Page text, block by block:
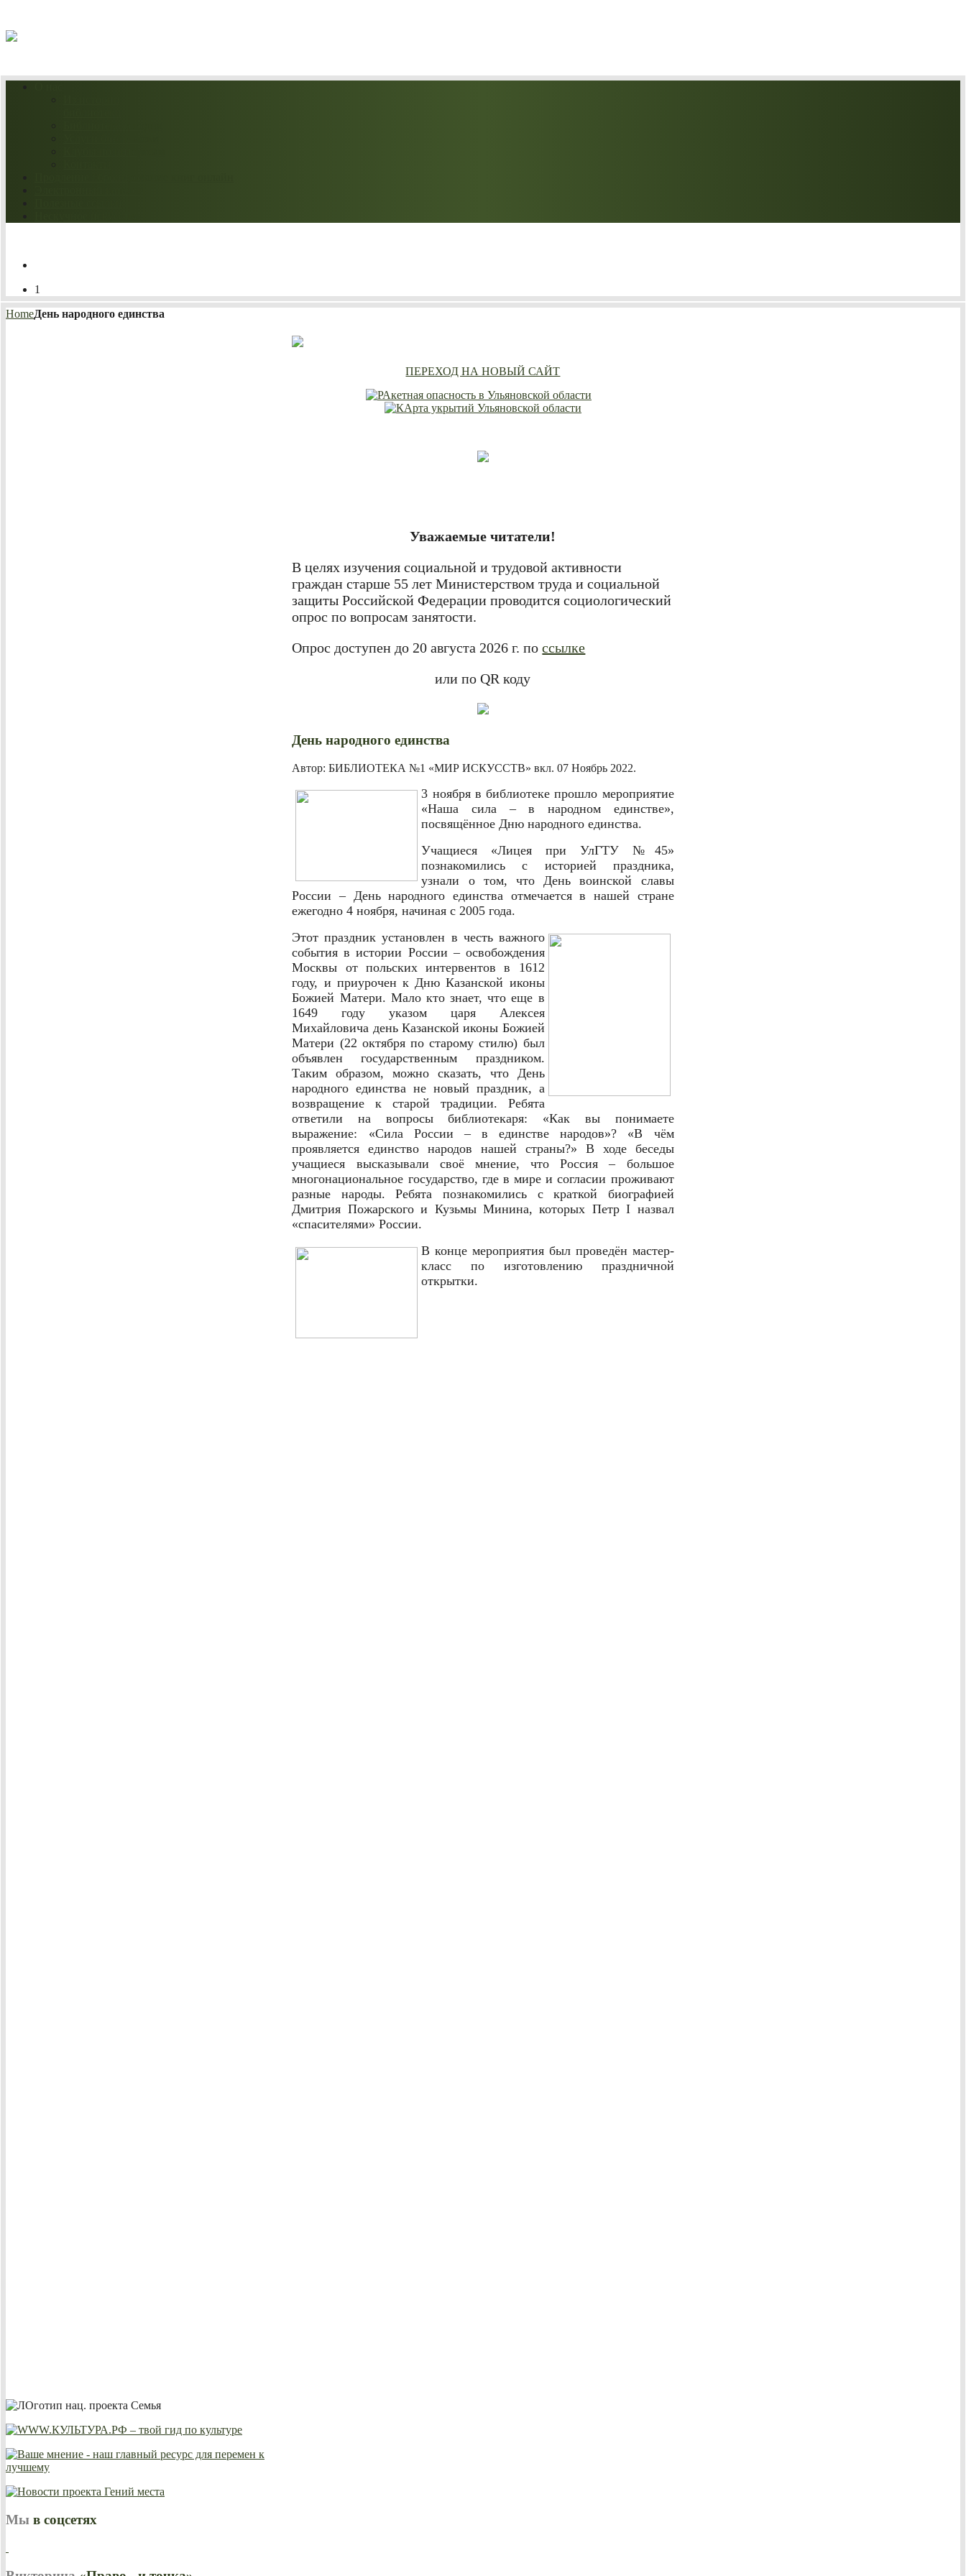
1
HomeДень народного единства
ПЕРЕХОД НА НОВЫЙ САЙТ
Уважаемые читатели!
В целях изучения социальной и трудовой активности
граждан старше 55 лет Министерством труда и социальной
защиты Российской Федерации проводится социологический
опрос по вопросам занятости.
Опрос доступен до 20 августа 2026 г. поссылке
или по QR коду
День народного единства
Автор: БИБЛИОТЕКА №1 «МИР ИСКУССТВ» вкл.07 Ноябрь 2022.
3 ноября в библиотеке прошло мероприятие
«Наша сила – в народном единстве»,
посвящённое Дню народного единства.
Учащиеся «Лицея при УлГТУ №45»
познакомились с историей праздника,
узнали о том, что День воинской славы
России – День народного единства отмечается в нашей стране
ежегодно 4 ноября, начиная с 2005 года.
Этот праздник установлен в честь важного
события в истории России – освобождения
Москвы от польских интервентов в 1612
году, и приурочен к Дню Казанской иконы
Божией Матери. Мало кто знает, что еще в
1649 году указом царя Алексея
Михайловича день Казанской иконы Божией
Матери (22 октября по старому стилю) был
объявлен государственным праздником.
Таким образом, можно сказать, что День
народного единства не новый праздник, а
возвращение к старой традиции. Ребята
ответили на вопросы библиотекаря: «Как вы понимаете
выражение: «Сила России – в единстве народов»? «В чём
проявляется единство народов нашей страны?» В ходе беседы
учащиеся высказывали своё мнение, что Россия – большое
многонациональное государство, где в мире и согласии проживают
разные народы. Ребята познакомились с краткой биографией
Дмитрия Пожарского и Кузьмы Минина, которых Петр I назвал
«спасителями» России.
В конце мероприятия был проведён мастер-
класс по изготовлению праздничной
открытки.
Мы в соцсетях